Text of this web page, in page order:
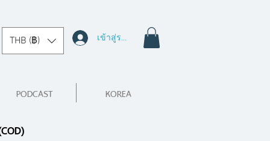
THB (฿) เข้าสู่ระบบ
PODCAST KOREA